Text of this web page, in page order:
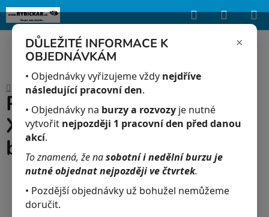
×
DŮLEŽITÉ INFORMACE K
OBJEDNÁVKÁM
• Objednávky vyřizujeme vždy nejdříve
následující pracovní den.
• Objednávky na burzy a rozvozy je nutné
vytvořit nejpozději 1 pracovní den před danou
akcí.
To znamená, že nasobotní i nedělní burzu je
nutné objednat nejpozději ve čtvrtek.
• Pozdější objednávky už bohužel nemůžeme
doručit.
Upozorňujeme, že uvedená skladová dostupnost je orientační a může se
lišit podle aktuálních objednávek a prodeje v reálném čase.
obsah
Hledat
KOŠÍK
DomůAkvaristika / Plata Modrá - Xiphophorus maculatus blue
Plata Modrá -
Xiphophorus maculatus
blue